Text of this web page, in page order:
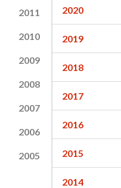
2011
2010
2009
2008
2007
2006
2005
2020
2019
2018
2017
2016
2015
2014